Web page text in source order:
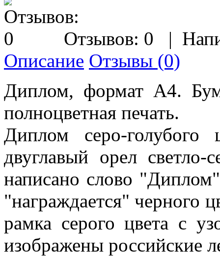
Отзывов: 0 |
Описание Отзывы (0)
Диплом, формат А4.
полноцветная печать.
Диплом серо-
двуглавый орел
написано слово
"награждается" черного
рамка серого цвета с
изображены российские